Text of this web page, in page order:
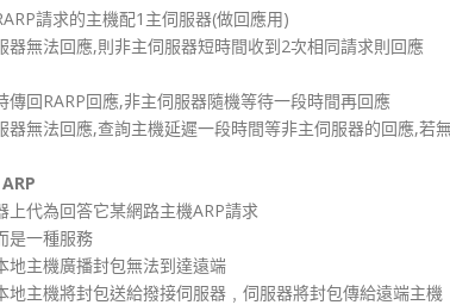
請求的主機配1主伺服器(做回應用)
器無法回應,則非主伺服器短時間收到2次相同請求則回應
傳回RARP回應,非主伺服器隨機等待一段時間再回應
器無法回應,查詢主機延遲一段時間等非主伺服器的回應,若
上代為回答它某網路主機ARP請求
是一種服務
地主機廣播封包無法到達遠端
地主機將封包送給撥接伺服器﹐伺服器將封包傳給遠端主機